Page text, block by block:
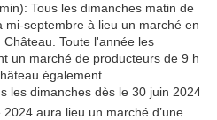
Tous les dimanches matin de
mi-septembre à lieu un marché en
Toute l'année les
un marché de producteurs de 9 h
également.
les dimanches dès le 30 juin 2024
aura lieu un marché d’une